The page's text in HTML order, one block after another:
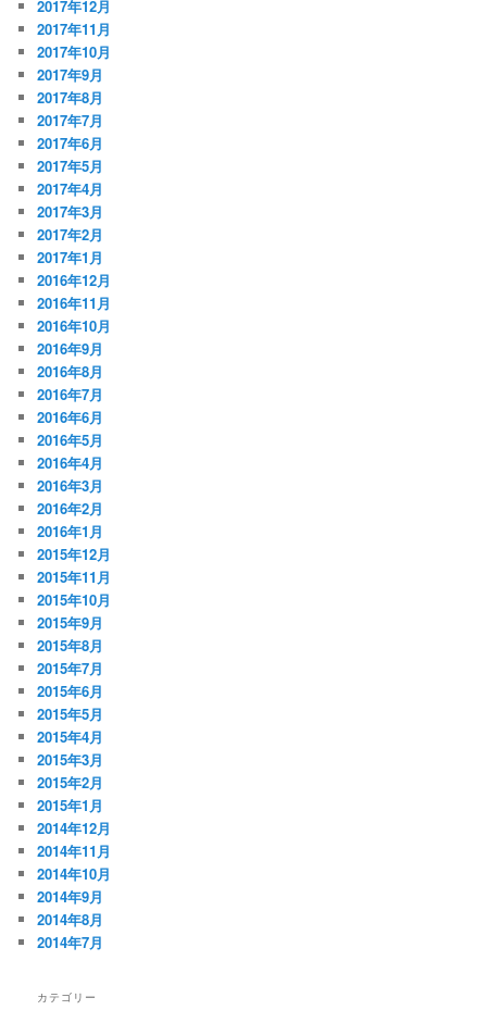
2017年12月
2017年11月
2017年10月
2017年9月
2017年8月
2017年7月
2017年6月
2017年5月
2017年4月
2017年3月
2017年2月
2017年1月
2016年12月
2016年11月
2016年10月
2016年9月
2016年8月
2016年7月
2016年6月
2016年5月
2016年4月
2016年3月
2016年2月
2016年1月
2015年12月
2015年11月
2015年10月
2015年9月
2015年8月
2015年7月
2015年6月
2015年5月
2015年4月
2015年3月
2015年2月
2015年1月
2014年12月
2014年11月
2014年10月
2014年9月
2014年8月
2014年7月
カテゴリー